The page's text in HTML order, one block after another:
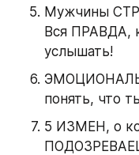
Мужчины
Вся ПРАВДА,
услышать!
понять, что
5 ИЗМЕН, о